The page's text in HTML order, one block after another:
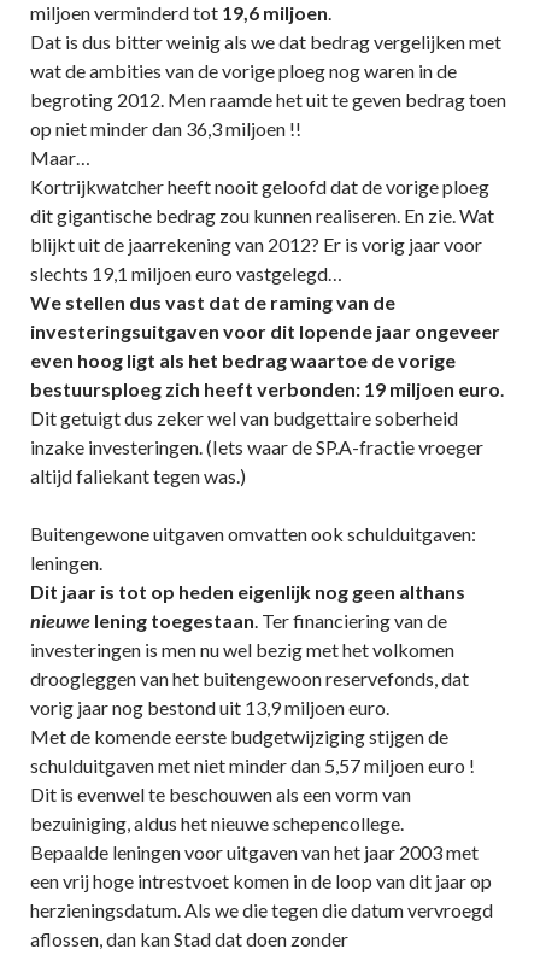
miljoen verminderd tot 19,6 miljoen.
Dat is dus bitter weinig als we dat bedrag vergelijken met
wat de ambities van de vorige ploeg nog waren in de
begroting 2012. Men raamde het uit te geven bedrag toen
op niet minder dan 36,3 miljoen !!
Maar…
Kortrijkwatcher heeft nooit geloofd dat de vorige ploeg
dit gigantische bedrag zou kunnen realiseren. En zie. Wat
blijkt uit de jaarrekening van 2012? Er is vorig jaar voor
slechts 19,1 miljoen euro vastgelegd…
We stellen dus vast dat de raming van de
investeringsuitgaven voor dit lopende jaar ongeveer
even hoog ligt als het bedrag waartoe de vorige
bestuursploeg zich heeft verbonden: 19 miljoen euro.
Dit getuigt dus zeker wel van budgettaire soberheid
inzake investeringen. (Iets waar de SP.A-fractie vroeger
altijd faliekant tegen was.)
Buitengewone uitgaven omvatten ook schulduitgaven:
leningen.
Dit jaar is tot op heden eigenlijk nog geen althans
nieuwe lening toegestaan. Ter financiering van de
investeringen is men nu wel bezig met het volkomen
droogleggen van het buitengewoon reservefonds, dat
vorig jaar nog bestond uit 13,9 miljoen euro.
Met de komende eerste budgetwijziging stijgen de
schulduitgaven met niet minder dan 5,57 miljoen euro !
Dit is evenwel te beschouwen als een vorm van
bezuiniging, aldus het nieuwe schepencollege.
Bepaalde leningen voor uitgaven van het jaar 2003 met
een vrij hoge intrestvoet komen in de loop van dit jaar op
herzieningsdatum. Als we die tegen die datum vervroegd
aflossen, dan kan Stad dat doen zonder